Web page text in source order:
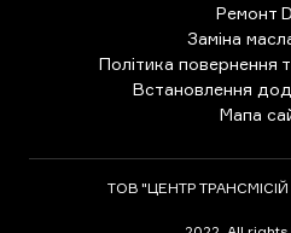
Ремонт
Заміна
Політика повернення
Встановлення
Мапа
ТОВ "ЦЕНТР